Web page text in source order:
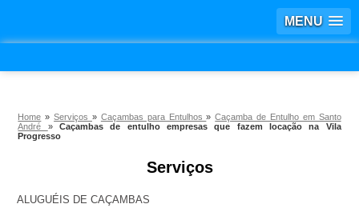
MENU
Home »Serviços » Caçambas para Entulhos»Caçamba de Entulho em Santo
André »Caçambas de entulho empresas que fazem locação na Vila
Progresso
Serviços
ALUGUÉIS DE CAÇAMBAS